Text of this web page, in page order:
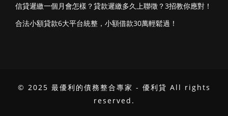
信貸遲繳一個月會怎樣？貸款遲繳多久上聯徵？3招教你應對！
合法小額貸款6大平台統整，小額借款30萬輕鬆過！
© 2025 最優利的債務整合專家 - 優利貸 All rights
reserved.